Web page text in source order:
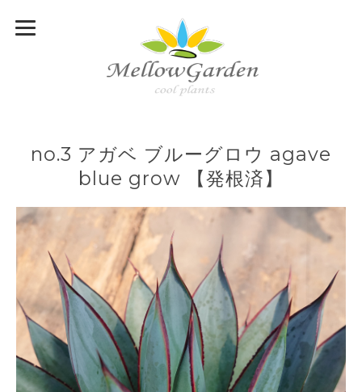
no.3 アガベ ブルーグロウ agave
blue grow 【発根済】